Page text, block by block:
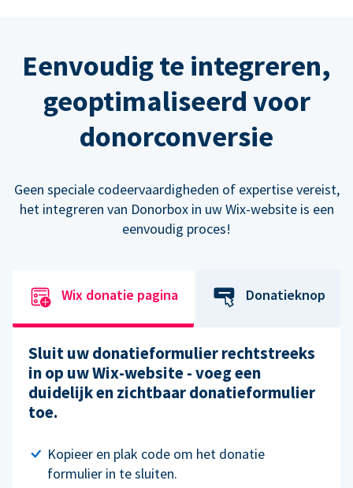
Eenvoudig te integreren,
geoptimaliseerd voor
donorconversie
Geen speciale codeervaardigheden of expertise vereist,
het integreren van Donorbox in uw Wix-website is een
eenvoudig proces!
Wix donatie pagina Donatieknop
Sluit uw donatieformulier rechtstreeks
in op uw Wix-website - voeg een
duidelijk en zichtbaar donatieformulier
toe.
Kopieer en plak code om het donatie
formulier in te sluiten.